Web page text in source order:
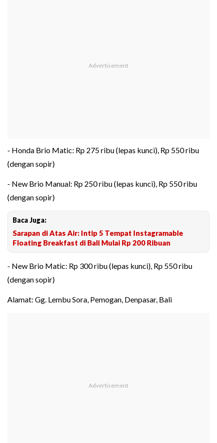
- Honda Brio Matic: Rp 275 ribu (lepas kunci), Rp 550 ribu
(dengan sopir)
- New Brio Manual: Rp 250 ribu (lepas kunci), Rp 550 ribu
(dengan sopir)
Baca Juga:
Sarapan di Atas Air: Intip 5 Tempat Instagramable
Floating Breakfast di Bali Mulai Rp 200 Ribuan
- New Brio Matic: Rp 300 ribu (lepas kunci), Rp 550 ribu
(dengan sopir)
Alamat: Gg. Lembu Sora, Pemogan, Denpasar, Bali